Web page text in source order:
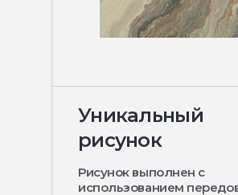
Уникальный
рисунок
Рисунок выполнен с
использованием